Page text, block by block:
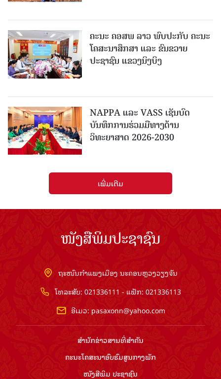
ຄະນະ ຄອສພ ລາວ ພົບປະກັບ ຄະນະ
ໂຄສະນາສຶກສາ ແລະ ຂົນຂວາຍ
ປະຊາຊົນ ແຂວງນິງບິງ
NAPPA ແລະ VASS ເຊັນບົດ
ບັນທຶກການຮ່ວມມືທາງດ້ານ
ວິທະຍາສາດ 2026-2030
ເພີ່ມເຕີມ
ໜັງສືພິມປະຊາຊົນ
ຖະໜົນກຳແພງເມືອງ ນະຄອນຫຼວງວຽງຈັນ
ໂທລະສັບ: 021336111 - ແຟັກ: 021336113
ອີເມວ: pasaxonn@yahoo.com
ສຳ​ນັກ​ຂ່າວ​ສານ​ທີ່​ສຳ​ຄັນ​
ຄະນະໂຄສະນາອົບຮົມ​ສູນ​ກາງ​ພັກ
ໜັງສືພິມ ປະ​ຊາ​ຊົນ